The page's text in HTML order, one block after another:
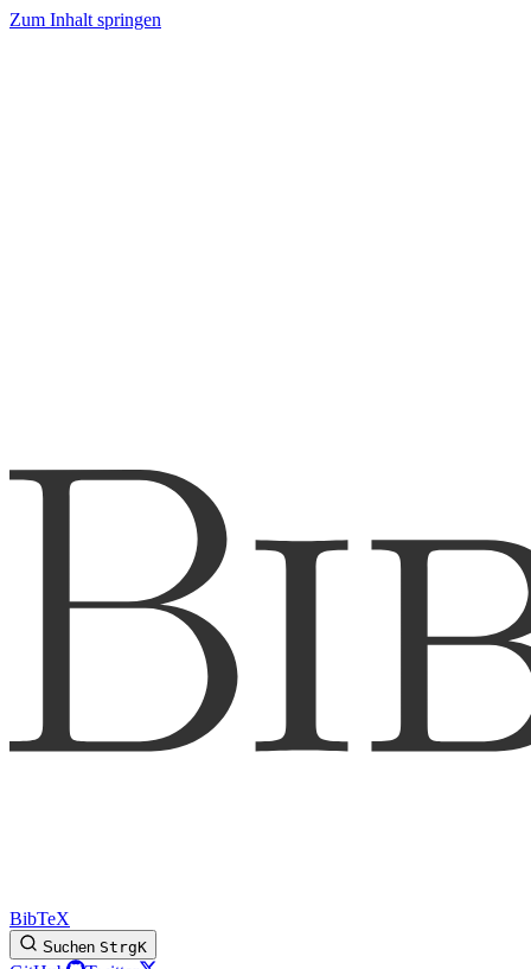
Zum Inhalt springen
BibTeX
Suchen StrgK